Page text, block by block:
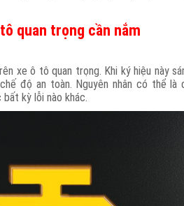
quan trọng cần nắm
xe ô tô quan trọng. Khi ký hiệu này
độ an toàn. Nguyên nhân có thể là
kỳ lỗi nào khác.